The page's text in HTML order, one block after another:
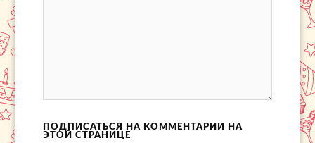
ПОДПИСАТЬСЯ НА КОММЕНТАРИИ НА
ЭТОЙ СТРАНИЦЕ